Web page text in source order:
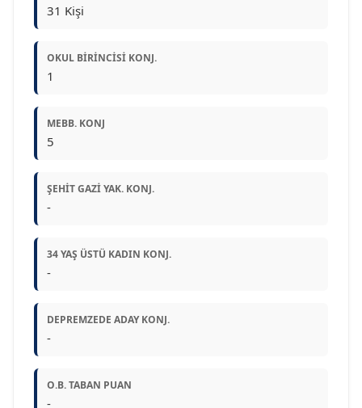
31 Kişi
OKUL BIRINCISI KONJ.
1
MEBB. KONJ
5
ŞEHIT GAZI YAK. KONJ.
-
34 YAŞ ÜSTÜ KADIN KONJ.
-
DEPREMZEDE ADAY KONJ.
-
O.B. TABAN PUAN
-